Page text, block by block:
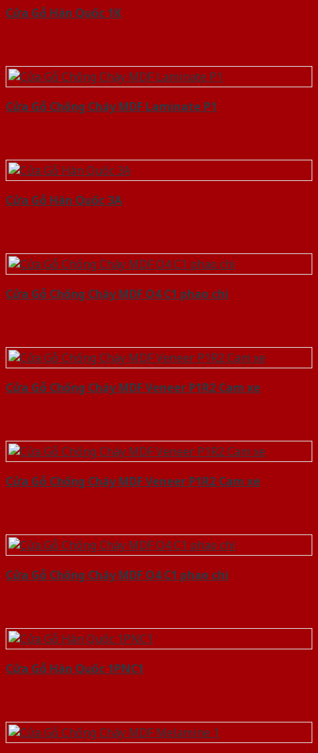
Cửa Gỗ Hàn Quốc 1K
Cửa Gỗ Chống Cháy MDF Laminate P1
Cửa Gỗ Hàn Quốc 3A
Cửa Gỗ Chống Cháy MDF O4 C1 phao chi
Cửa Gỗ Chống Cháy MDF Veneer P1R2 Cam xe
Cửa Gỗ Chống Cháy MDF Veneer P1R2 Cam xe
Cửa Gỗ Chống Cháy MDF O4 C1 phao chi
Cửa Gỗ Hàn Quốc 1PNC1